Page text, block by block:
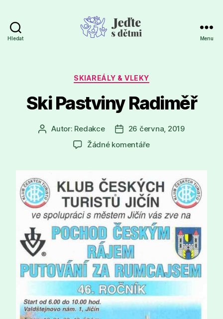
Hledat Menu
Rubriky
SKIAREÁLY & VLEKY
Ski Pastviny Radiměř
Autor
příspěvku
Autor: Redakce
Datum
příspěvku
26 června, 2019
Žádné komentářeu
Ski
Pastviny
Radiměř